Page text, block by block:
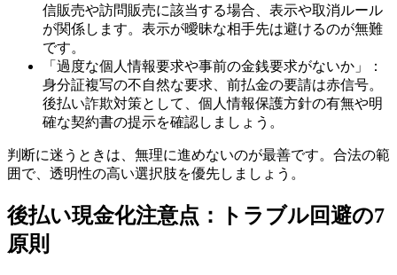
信販売や訪問販売に該当する場合、表示や取消ルール
が関係します。表示が曖昧な相手先は避けるのが無難
です。
「過度な個人情報要求や事前の金銭要求がないか」：
身分証複写の不自然な要求、前払金の要請は赤信号。
後払い詐欺対策として、個人情報保護方針の有無や明
確な契約書の提示を確認しましょう。
判断に迷うときは、無理に進めないのが最善です。合法の範
囲で、透明性の高い選択肢を優先しましょう。
後払い現金化注意点：トラブル回避の7
原則